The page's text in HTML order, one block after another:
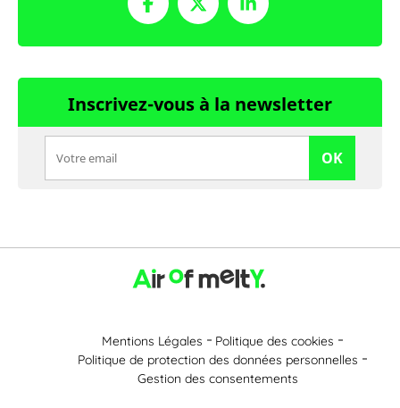
Inscrivez-vous à la newsletter
OK
Mentions Légales
Politique des cookies
Politique de protection des données personnelles
Gestion des consentements